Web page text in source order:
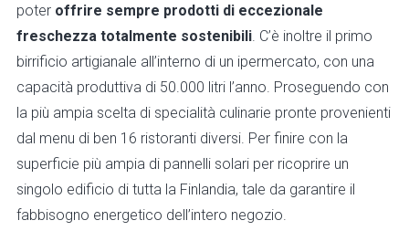
poter offrire sempre prodotti di eccezionale
freschezza totalmente sostenibili . C’è inoltre il primo
birrificio artigianale all’interno di un ipermercato, con una
capacità produttiva di 50.000 litri l’anno. Proseguendo con
la più ampia scelta di specialità culinarie pronte provenienti
dal menu di ben 16 ristoranti diversi. Per finire con la
superficie più ampia di pannelli solari per ricoprire un
singolo edificio di tutta la Finlandia, tale da garantire il
fabbisogno energetico dell’intero negozio.